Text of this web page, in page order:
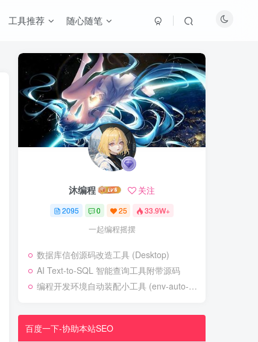
工具推荐 随心随笔
沐编程 关注
2095 0 25 33.9W+
一起编程摇摆
数据库信创源码改造工具 (Desktop)
AI Text-to-SQL 智能查询工具附带源码
编程开发环境自动装配小工具 (env-auto-setup)
百度一下-协助本站SEO